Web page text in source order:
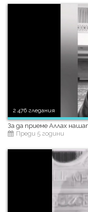
2 476 гледания
За да приеме Аллах
Преди 5 години